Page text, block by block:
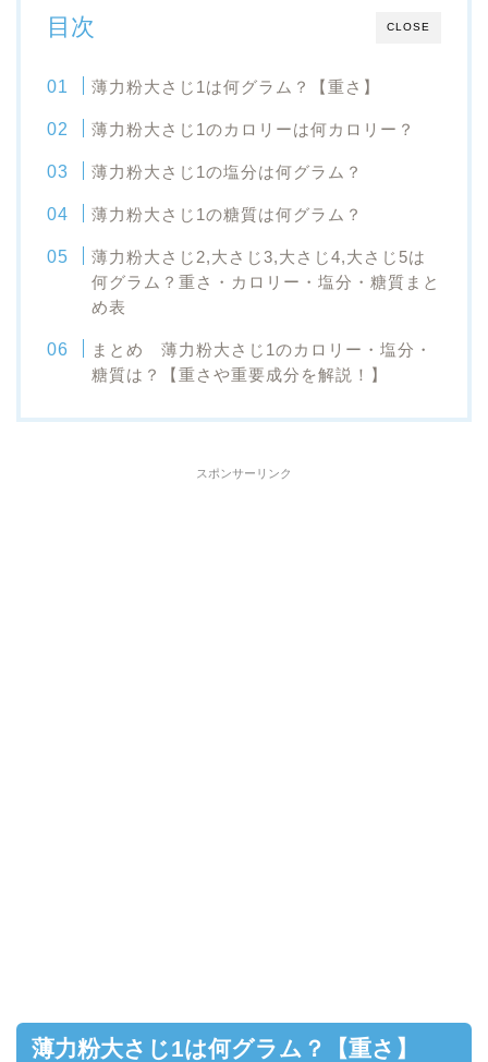
CLOSE
目次
薄力粉大さじ1は何グラム？【重さ】
薄力粉大さじ1のカロリーは何カロリー？
薄力粉大さじ1の塩分は何グラム？
薄力粉大さじ1の糖質は何グラム？
薄力粉大さじ2,大さじ3,大さじ4,大さじ5は
何グラム？重さ・カロリー・塩分・糖質まと
め表
まとめ 薄力粉大さじ1のカロリー・塩分・
糖質は？【重さや重要成分を解説！】
スポンサーリンク
薄力粉大さじ1は何グラム？【重さ】